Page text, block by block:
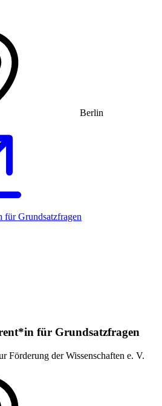
Berlin
Grundsatz­fragen
für Grundsatz­fragen
Förderung der Wissenschaften e. V.